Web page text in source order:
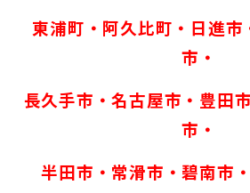
東浦町・阿久比町・日進
市・
長久手市・名古屋市・豊田
市・
半田市・常滑市・碧南市